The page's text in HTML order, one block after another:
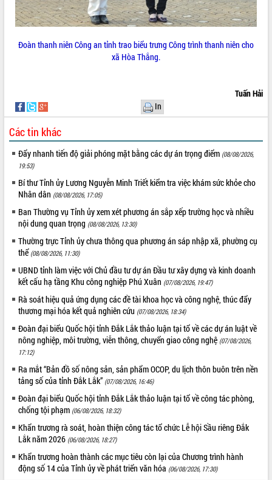
sầu riêng tại Đắk Lắk
Trình diễn nghệ thuật chế biến các
món ăn từ sầu riêng
Đắk Lắk công bố Quy hoạch và xúc
Diễn đàn Kinh tế tư nhân Việt Nam đột
phá cơ chế - Hợp tác công tư
Đề án 06 tạo bước ngoặt đột phá trong
cải cách hành chính tỉnh Đắk Lắk
Kết nối tour, đẩy mạnh chuyển đổi số
để phát triển du lịch Đắk Lắk
Khởi động Dự án Đầu tư xây dựng hạ
tầng kỹ thuật Cụm công nghiệp Tân
Tiến
Gặp mặt các cơ quan báo chí nhân Kỷ
mạng Việt Nam
Đắk Lắk sơ kết 4 năm triển khai thực
hiện Đề án 06 của Chính phủ
Họp báo thông tin về Hội nghị Công bố
Quy hoạch và Xúc tiến đầu tư tỉnh Đắk
Lắk
Khơi thông điểm nghẽn, đẩy nhanh
giải ngân vốn khắc phục thiên tai
HĐND tỉnh thông qua điều chỉnh Quy
hoạch tỉnh thời kỳ 2021-2030
Hội thảo góp ý hồ sơ điều chỉnh quy
hoạch tỉnh Đắk Lắk thời kỳ 2021-2030,
tầm nhìn đến năm 2050
Nâng cao hiệu quả hoạt động của các
doanh nghiệp nhà nước
Hội nghị triển khai kết nối mạng
truyền số liệu chuyên dùng phục vụ cơ
quan Đảng, Nhà nước
Đoàn thanh niên Công an tỉnh trao biểu trưng Công trình thanh niên cho
xã Hòa Thắng.
Tuấn Hải
In
Các tin khác
Đẩy nhanh tiến độ giải phóng mặt bằng các dự án trọng điểm (08/08/2026,
19:53)
Bí thư Tỉnh ủy Lương Nguyễn Minh Triết kiểm tra việc khám sức khỏe cho
Nhân dân (08/08/2026, 17:05)
Ban Thường vụ Tỉnh ủy xem xét phương án sắp xếp trường học và nhiều
nội dung quan trọng (08/08/2026, 13:30)
Thường trực Tỉnh ủy chưa thông qua phương án sáp nhập xã, phường cụ
thể (08/08/2026, 11:30)
UBND tỉnh làm việc với Chủ đầu tư dự án Đầu tư xây dựng và kinh doanh
kết cấu hạ tầng Khu công nghiệp Phú Xuân (07/08/2026, 19:47)
Rà soát hiệu quả ứng dụng các đề tài khoa học và công nghệ, thúc đẩy
thương mại hóa kết quả nghiên cứu (07/08/2026, 18:34)
Đoàn đại biểu Quốc hội tỉnh Đắk Lắk thảo luận tại tổ về các dự án luật về
nông nghiệp, môi trường, viễn thông, chuyển giao công nghệ (07/08/2026,
17:12)
Ra mắt “Bản đồ số nông sản, sản phẩm OCOP, du lịch thôn buôn trên nền
tảng số của tỉnh Đắk Lắk” (07/08/2026, 16:46)
Đoàn đại biểu Quốc hội tỉnh Đắk Lắk thảo luận tại tổ về công tác phòng,
chống tội phạm (06/08/2026, 18:32)
Khẩn trương rà soát, hoàn thiện công tác tổ chức Lễ hội Sầu riêng Đắk
Lắk năm 2026 (06/08/2026, 18:27)
Khẩn trương hoàn thành các mục tiêu còn lại của Chương trình hành
động số 14 của Tỉnh ủy về phát triển văn hóa (06/08/2026, 17:30)